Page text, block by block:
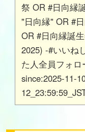
祭 OR #日向縁
"日向縁" OR #
OR #日向縁誕
2025) -#いいね
た人全員フォ
since:2025-11-